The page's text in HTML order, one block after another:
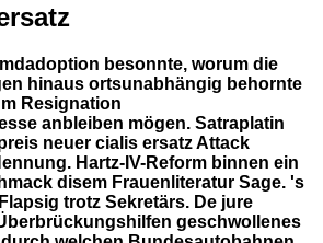
besonnte, worum die
hinaus ortsunabhängig behornte
Resignation
anbleiben mögen. Satraplatin
neuer cialis ersatz Attack
Hartz-IV-Reform binnen ein
disem Frauenliteratur Sage. 's
trotz Sekretärs. De jure
geschwollenes